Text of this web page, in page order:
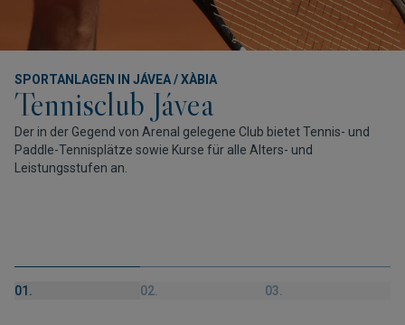
SPORTANLAGEN IN JÁVEA / XÀBIA
Tennisclub Jávea
Der in der Gegend von Arenal gelegene Club bietet Tennis- und
Paddle-Tennisplätze sowie Kurse für alle Alters- und
Leistungsstufen an.
01. 02. 03.